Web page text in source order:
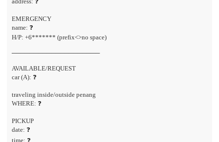
EMERGENCY
name: ❓
H/P: +6******* (prefix<>no space)
────────────────────
AVAILABLE/REQUEST
car (A): ❓
traveling inside/outside penang
WHERE: ❓
PICKUP
date: ❓
time: ❓